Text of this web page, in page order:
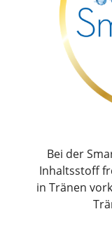
Bei der
Inhaltsstoff
in Tränen